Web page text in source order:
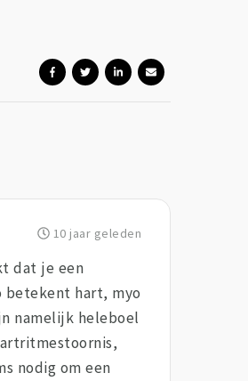
10 jaar geleden
dat je een
betekent hart, myo
namelijk heleboel
nodig om een